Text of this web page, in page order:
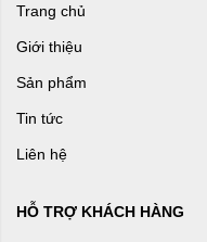
Trang chủ
Giới thiệu
Sản phẩm
Tin tức
Liên hệ
HỖ TRỢ KHÁCH HÀNG